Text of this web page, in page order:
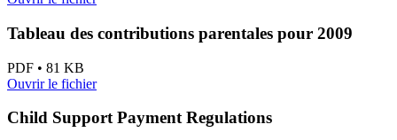
Tableau des contributions parentales pour 2009
PDF • 81 KB
Ouvrir le fichier
Child Support Payment Regulations